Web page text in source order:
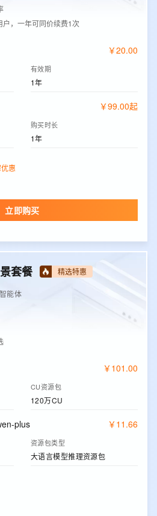
户，一年可同价续费1次
￥20.00
有效期
1年
￥99.00起
购买时长
1年
惠
立即购买
套餐 精选特惠
能体
￥ 101 .00
CU资源包
120万CU
plus ￥ 11 .66
资源包类型
大语言模型推理资源包